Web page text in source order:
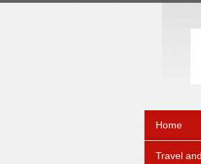
Home
Travel